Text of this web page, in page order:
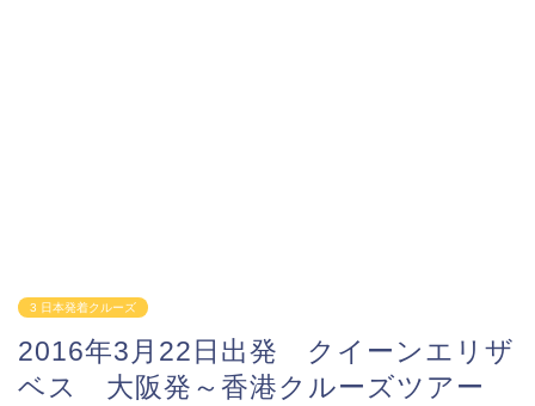
3 日本発着クルーズ
2016年3月22日出発 クイーンエリザ
ベス 大阪発～香港クルーズツアー